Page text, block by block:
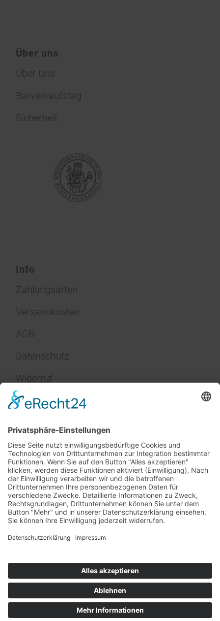
Über uns
Über Uns
Barverkaufstag
Sicherheit
Info
Zahlungsarten
Versandkosten
AGB
Datenschutz
Widerruf
Impressum
Service
FAQ
Zahlungsarten